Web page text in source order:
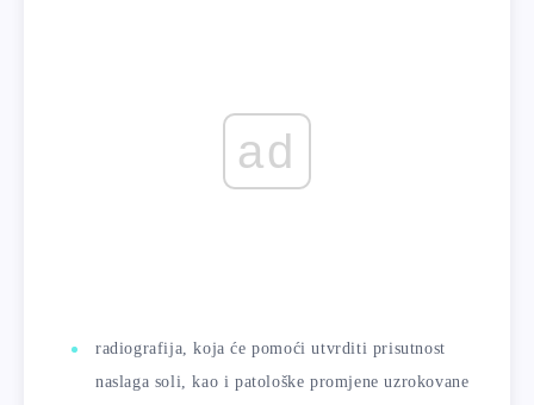
ad
radiografija, koja će pomoći utvrditi prisutnost
naslaga soli, kao i patološke promjene uzrokovane